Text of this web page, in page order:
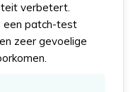
verbetert.
een patch-test
zeer gevoelige